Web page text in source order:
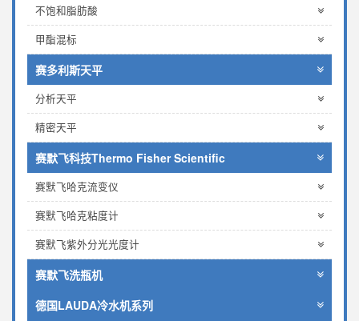
不饱和脂肪酸
甲酯混标
赛多利斯天平
分析天平
精密天平
赛默飞科技Thermo Fisher Scientific
赛默飞哈克流变仪
赛默飞哈克粘度计
赛默飞紫外分光光度计
赛默飞洗瓶机
德国LAUDA冷水机系列